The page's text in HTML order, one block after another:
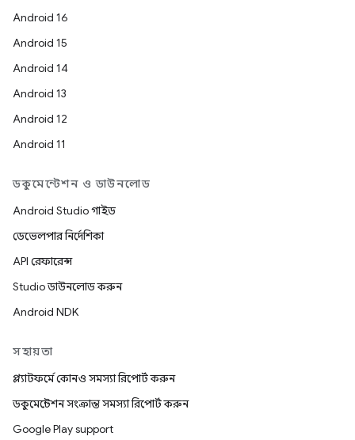
Android 16
Android 15
Android 14
Android 13
Android 12
Android 11
ডকুমেন্টেশন ও ডাউনলোড
Android Studio গাইড
ডেভেলপার নির্দেশিকা
API রেফারেন্স
Studio ডাউনলোড করুন
Android NDK
সহায়তা
প্ল্যাটফর্মে কোনও সমস্যা রিপোর্ট করুন
ডকুমেন্টেশন সংক্রান্ত সমস্যা রিপোর্ট করুন
Google Play support